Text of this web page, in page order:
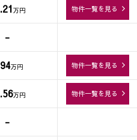
万円 物件一覧を見る
-
万円 物件一覧を見る
万円 物件一覧を見る
-